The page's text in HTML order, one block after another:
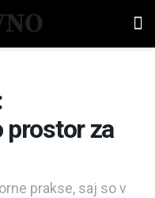
prostor za
prakse, saj so v